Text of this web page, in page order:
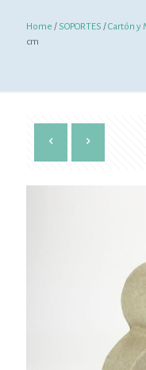
Home / SOPORTES /Cartón y
cm